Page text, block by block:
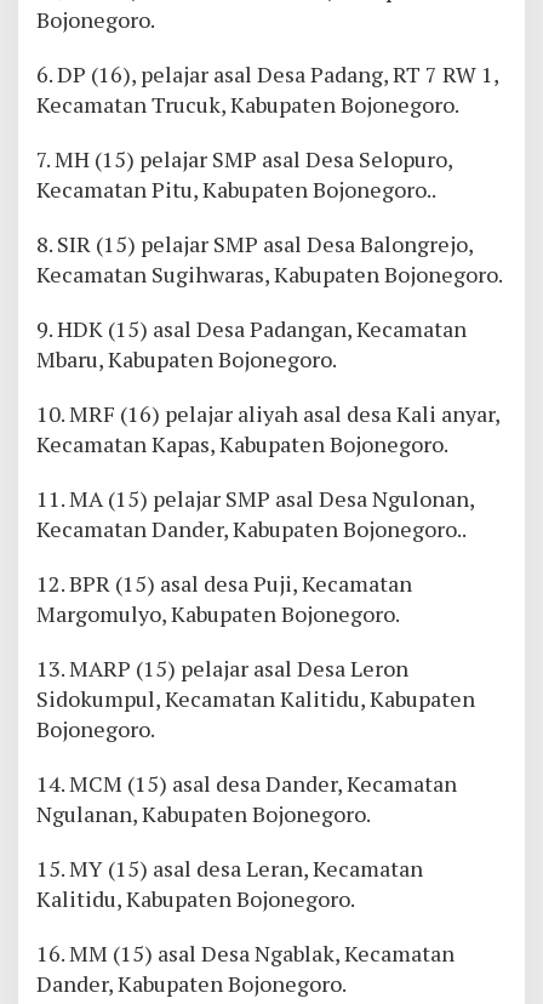
Bojonegoro.
6. DP (16), pelajar asal Desa Padang, RT 7 RW 1,
Kecamatan Trucuk, Kabupaten Bojonegoro.
7. MH (15) pelajar SMP asal Desa Selopuro,
Kecamatan Pitu, Kabupaten Bojonegoro..
8. SIR (15) pelajar SMP asal Desa Balongrejo,
Kecamatan Sugihwaras, Kabupaten Bojonegoro.
9. HDK (15) asal Desa Padangan, Kecamatan
Mbaru, Kabupaten Bojonegoro.
10. MRF (16) pelajar aliyah asal desa Kali anyar,
Kecamatan Kapas, Kabupaten Bojonegoro.
11. MA (15) pelajar SMP asal Desa Ngulonan,
Kecamatan Dander, Kabupaten Bojonegoro..
12. BPR (15) asal desa Puji, Kecamatan
Margomulyo, Kabupaten Bojonegoro.
13. MARP (15) pelajar asal Desa Leron
Sidokumpul, Kecamatan Kalitidu, Kabupaten
Bojonegoro.
14. MCM (15) asal desa Dander, Kecamatan
Ngulanan, Kabupaten Bojonegoro.
15. MY (15) asal desa Leran, Kecamatan
Kalitidu, Kabupaten Bojonegoro.
16. MM (15) asal Desa Ngablak, Kecamatan
Dander, Kabupaten Bojonegoro.